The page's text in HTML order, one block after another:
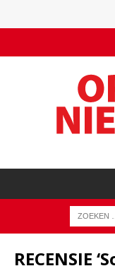
RECENSIE